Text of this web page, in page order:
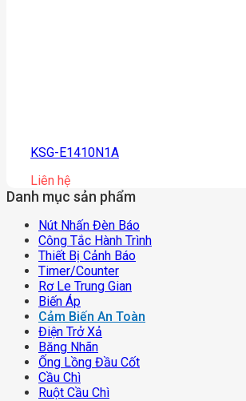
KSG-E1410N1A
Liên hệ
Danh mục sản phẩm
Nút Nhấn Đèn Báo
Công Tắc Hành Trình
Thiết Bị Cảnh Báo
Timer/counter
Rơ Le Trung Gian
Biến Áp
Cảm Biến An Toàn
Điện Trở Xả
Băng Nhãn
Ống Lồng Đầu Cốt
Cầu Chì
Ruột Cầu Chì